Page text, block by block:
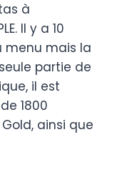
à
Il y a 10
menu mais la
partie de
il est
1800
ainsi que